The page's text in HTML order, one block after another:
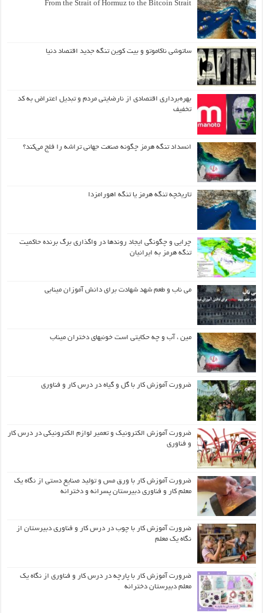
From the Strait of Hormuz to the Bitcoin Strait
ساتوشی ناکاموتو و بیت کوین تنگه جدید اقتصاد دنیا
بهره‌برداری اقتصادی از نارضایتی مردم و تبدیل اعتراض به کد
تخفیف
انسداد تنگه هرمز چگونه صنعت جهانی تراشه را فلج می‌کند؟
تاریخچه تنگه هرمز یا تنگه اهورامزدا
چرایی و چگونگی ایجاد روندها در واگذاری برگ برنده حاکمیت
تنگه هرمز به ایرانیان
می ناب و طعم شهد شهادت برای دانش آموزان مینابی
مین ، آب و چه حکایتی است خونبهای دختران میناب
ضرورت آموزش کار با گل و گیاه در درس کار و فناوری
ضرورت آموزش الکترونیک و تعمیر لوازم الکترونیکی در درس کار
و فناوری
ضرورت آموزش کار با ورق مس و تولید صنایع دستی از نگاه یک
معلم کار و فناوری دبیرستان پسرانه و دخترانه
ضرورت آموزش کار با چوب در درس کار و فناوری دبیرستان از
نگاه یک معلم
ضرورت آموزش کار با پارچه در درس کار و فناوری از نگاه یک
معلم دبیرستان دخترانه